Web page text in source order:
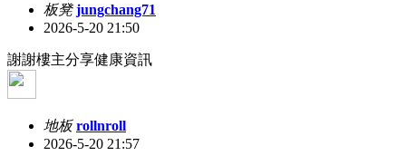
板凳 jungchang71
2026-5-20 21:50
謝謝樓主分享健康資訊
地板 rollnroll
2026-5-20 21:57